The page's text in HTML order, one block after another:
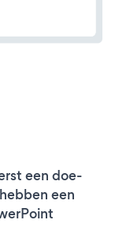
een doe-
een